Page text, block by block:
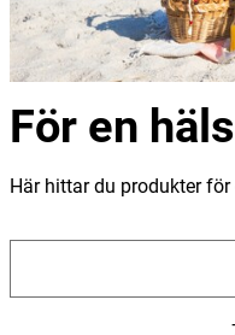
För en
Här hittar du produkter